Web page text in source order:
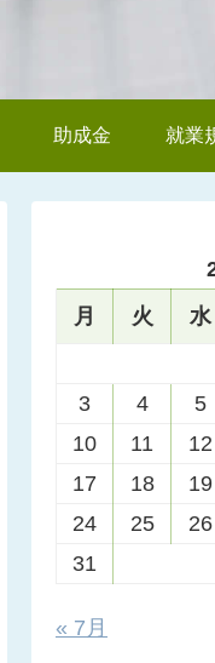
助成金 就業
月
火 水
3
4 5
10
11 12
17
18 19
24
25 26
31
« 7月